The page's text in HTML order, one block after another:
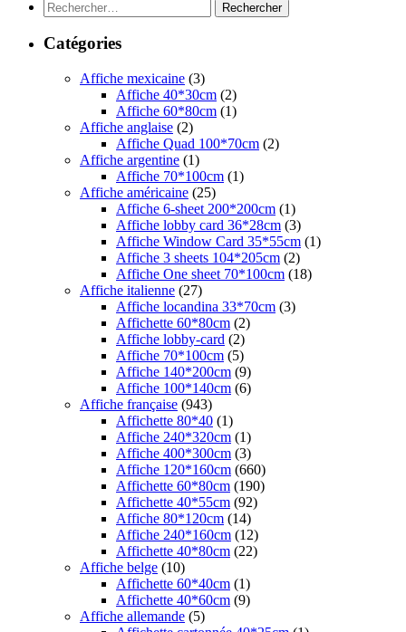
Rechercher :
Catégories
Affiche mexicaine (3)
Affiche 40*30cm (2)
Affiche 60*80cm (1)
Affiche anglaise (2)
Affiche Quad 100*70cm (2)
Affiche argentine (1)
Affiche 70*100cm (1)
Affiche américaine (25)
Affiche 6-sheet 200*200cm (1)
Affiche lobby card 36*28cm (3)
Affiche Window Card 35*55cm (1)
Affiche 3 sheets 104*205cm (2)
Affiche One sheet 70*100cm (18)
Affiche italienne (27)
Affiche locandina 33*70cm (3)
Affichette 60*80cm (2)
Affiche lobby-card (2)
Affiche 70*100cm (5)
Affiche 140*200cm (9)
Affiche 100*140cm (6)
Affiche française (943)
Affichette 80*40 (1)
Affiche 240*320cm (1)
Affiche 400*300cm (3)
Affiche 120*160cm (660)
Affichette 60*80cm (190)
Affichette 40*55cm (92)
Affiche 80*120cm (14)
Affiche 240*160cm (12)
Affichette 40*80cm (22)
Affiche belge (10)
Affichette 60*40cm (1)
Affichette 40*60cm (9)
Affiche allemande (5)